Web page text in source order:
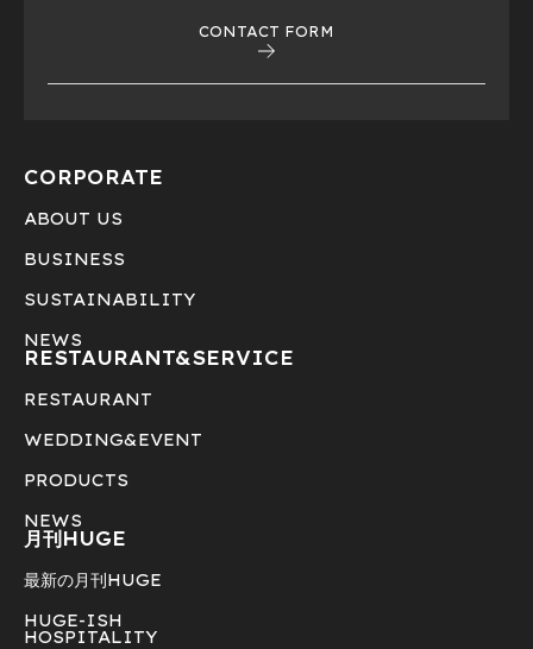
CONTACT FORM
CORPORATE
ABOUT US
BUSINESS
SUSTAINABILITY
NEWS
RESTAURANT&SERVICE
RESTAURANT
WEDDING&EVENT
PRODUCTS
NEWS
月刊HUGE
最新の月刊HUGE
HUGE-ISH
HOSPITALITY